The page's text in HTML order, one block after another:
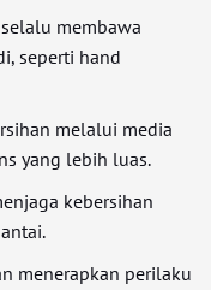
membawa
seperti hand
melalui media
yang lebih luas.
kebersihan
menerapkan perilaku